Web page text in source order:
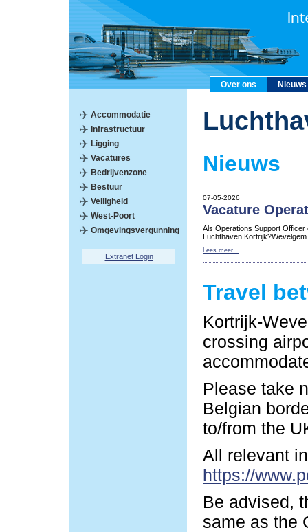
Over ons Nieuws
Accommodatie
Infrastructuur
Ligging
Vacatures
Bedrijvenzone
Bestuur
Veiligheid
West-Poort
Omgevingsvergunning
Extranet Login
Nieuws
07-05-2026
Vacature
Als Operations Support Officer
Luchthaven
Lees meer...
Travel
Kortrijk-
crossing
Please take
Belgian
to/from the
All relevant
https://
Be advised,
same as the